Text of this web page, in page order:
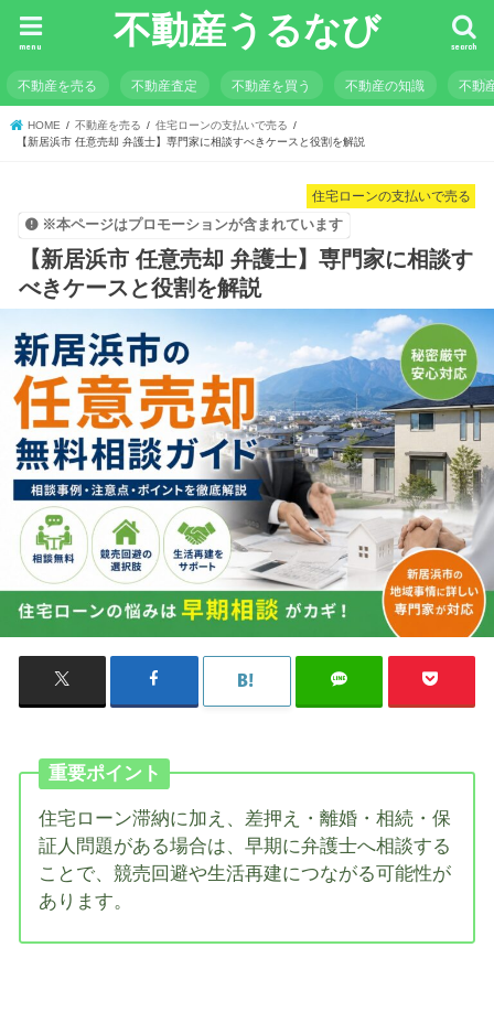
不動産うるなび search
menu
不動産を売る 不動産査定 不動産を買う 不動産の知識 不動
HOME 不動産を売る
住宅ローンの支払いで売る
【新居浜市 任意売却 弁護士】専門家に相談すべきケースと役割を解説
住宅ローンの支払いで売る
※本ページはプロモーションが含まれています
【新居浜市 任意売却 弁護士】専門家に相談す
べきケースと役割を解説
重要ポイント
住宅ローン滞納に加え、差押え・離婚・相続・保
証人問題がある場合は、早期に弁護士へ相談する
ことで、競売回避や生活再建につながる可能性が
あります。